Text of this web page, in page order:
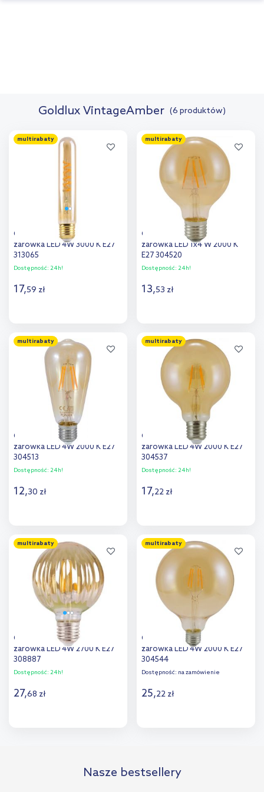
Goldlux VintageAmber (6 produktów)
multirabaty
Goldlux VintageAmber
żarówka LED 4W 3000 K E27
313065
Dostępność: 24h!
17,59 zł
multirabaty
Goldlux VintageAmber
żarówka LED 1x4 W 2000 K
E27 304520
Dostępność: 24h!
13,53 zł
multirabaty
Goldlux VintageAmber
żarówka LED 4W 2000 K E27
304513
Dostępność: 24h!
12,30 zł
multirabaty
Goldlux VintageAmber
żarówka LED 4W 2000 K E27
304537
Dostępność: 24h!
17,22 zł
multirabaty
Goldlux VintageAmber
żarówka LED 4W 2700 K E27
308887
Dostępność: 24h!
27,68 zł
multirabaty
Goldlux VintageAmber
żarówka LED 4W 2000 K E27
304544
Dostępność: na zamówienie
25,22 zł
Nasze bestsellery